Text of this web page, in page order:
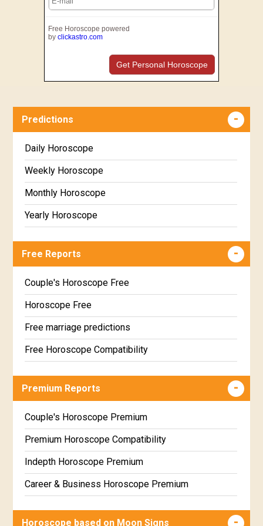
Free Horoscope powered
by clickastro.com
Get Personal Horoscope
Predictions
Daily Horoscope
Weekly Horoscope
Monthly Horoscope
Yearly Horoscope
Free Reports
Couple's Horoscope Free
Horoscope Free
Free marriage predictions
Free Horoscope Compatibility
Wealth & Fortune Horoscope Free
Free Daily Rashiphal
Free Weekly Rashifal
Free Star Horoscope
Free panchanga Predictions
Premium Reports
Couple's Horoscope Premium
Premium Horoscope Compatibility
Indepth Horoscope Premium
Career & Business Horoscope Premium
Horoscope based on Moon Signs